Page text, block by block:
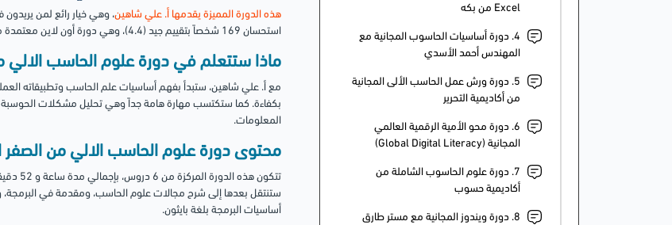
Excel من بكه
4. دورة أساسيات الحاسوب المجانية مع
المهندس أحمد الأسدي
5. دورة ورش عمل الحاسب الألى المجانية
من أكاديمية التحرير
6. دورة محو الأمية الرقمية العالمي
المجانية (Global Digital Literacy)
7. دورة علوم الحاسوب الشاملة من
أكاديمية حسوب
8. دورة ويندوز المجانية مع مستر طارق
هذه الدورة المميزة يقدمها أ. علي شاهين، وهي خيار رائع لمن
استحسان 169 شخصاً بتقييم جيد (4.4)، وهي دورة أون لاين معتمدة مصممة لتكون مدخلك الاحترافي الأول.
ماذا ستتعلم في دورة علوم الحاسب الالي
مع أ. علي شاهين، ستبدأ بفهم أساسيات علم الحاسب وتطبيقاته
بكفاءة. كما ستكتسب مهارة هامة جداً وهي تحليل مشكلات الحوسبة
المعلومات.
محتوى دورة علوم الحاسب الالي من الصفر
تتكون
ستنتقل بعدها إلى شرح مجالات علوم الحاسب، ومقدمة في البرمجة،
أساسيات البرمجة بلغة بايثون.